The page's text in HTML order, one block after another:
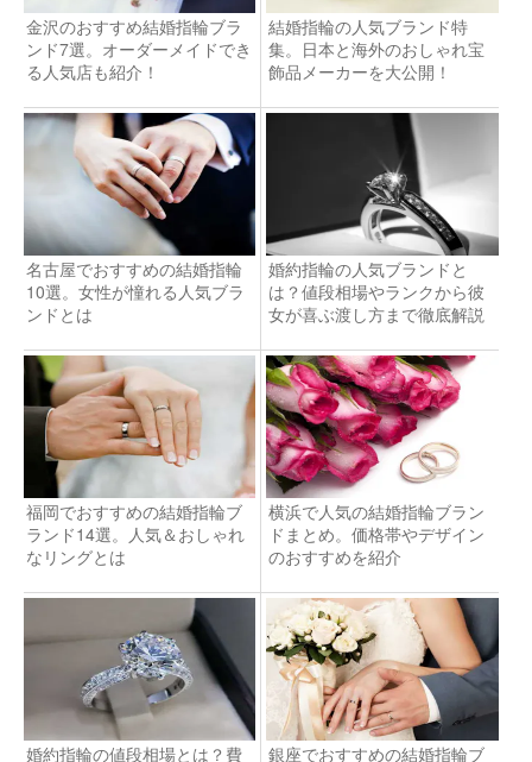
金沢のおすすめ結婚指輪ブラ
ンド7選。オーダーメイドでき
る人気店も紹介！
結婚指輪の人気ブランド特
集。日本と海外のおしゃれ宝
飾品メーカーを大公開！
名古屋でおすすめの結婚指輪
10選。女性が憧れる人気ブラ
ンドとは
婚約指輪の人気ブランドと
は？値段相場やランクから彼
女が喜ぶ渡し方まで徹底解説
福岡でおすすめの結婚指輪ブ
ランド14選。人気＆おしゃれ
なリングとは
横浜で人気の結婚指輪ブラン
ドまとめ。価格帯やデザイン
のおすすめを紹介
婚約指輪の値段相場とは？費
銀座でおすすめの結婚指輪ブ